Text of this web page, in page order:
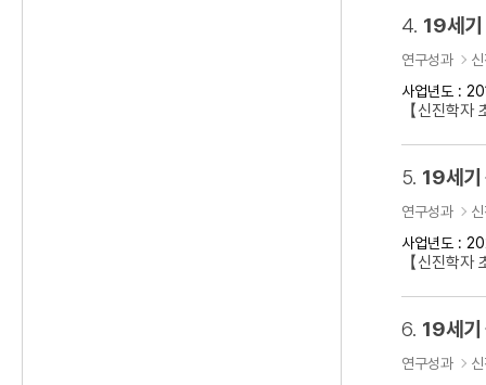
4. 19세기
연구성과
사업년도 :
【신진학
5. 19세기
연구성과
사업년도 :
【신진학
6. 19세기
연구성과